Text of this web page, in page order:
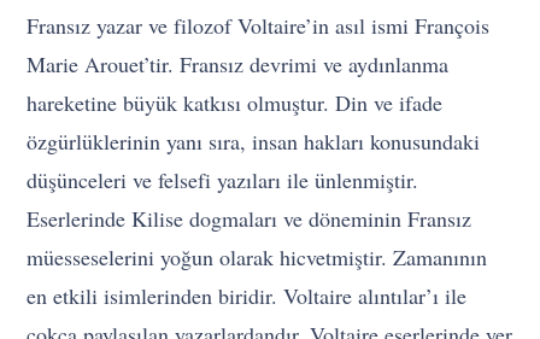
Fransız yazar ve filozof Voltaire’in asıl ismi François
Marie Arouet’tir. Fransız devrimi ve aydınlanma
hareketine büyük katkısı olmuştur. Din ve ifade
özgürlüklerinin yanı sıra, insan hakları konusundaki
düşünceleri ve felsefi yazıları ile ünlenmiştir.
Eserlerinde Kilise dogmaları ve döneminin Fransız
müesseselerini yoğun olarak hicvetmiştir. Zamanının
en etkili isimlerinden biridir. Voltaire alıntılar’ı ile